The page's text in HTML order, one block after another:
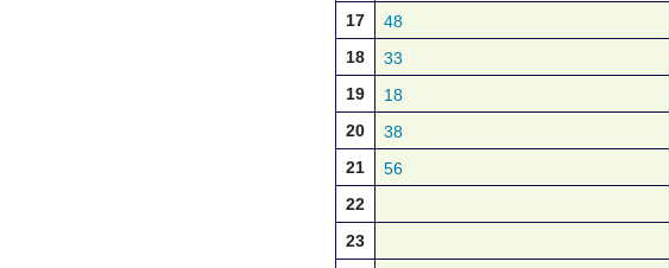
17
48
18
33
19
18
20
38
21
56
22
23